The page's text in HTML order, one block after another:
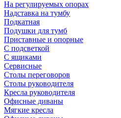
На регулируемых опорах
Надставка на тумбу
Подкатная
Подушки для тумб
Приставные и опорные
С подсветкой
С ящиками
Сервисные
Столы переговоров
Столы руководителя
Кресла руководителя
Офисные диваны
Мягкие кресла